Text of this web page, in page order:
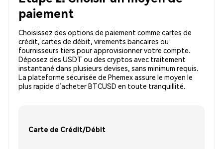
paiement
Choisissez des options de paiement comme cartes de
crédit, cartes de débit, virements bancaires ou
fournisseurs tiers pour approvisionner votre compte.
Déposez des USDT ou des cryptos avec traitement
instantané dans plusieurs devises, sans minimum requis.
La plateforme sécurisée de Phemex assure le moyen le
plus rapide d’acheter BTCUSD en toute tranquillité.
Carte de Crédit/Débit